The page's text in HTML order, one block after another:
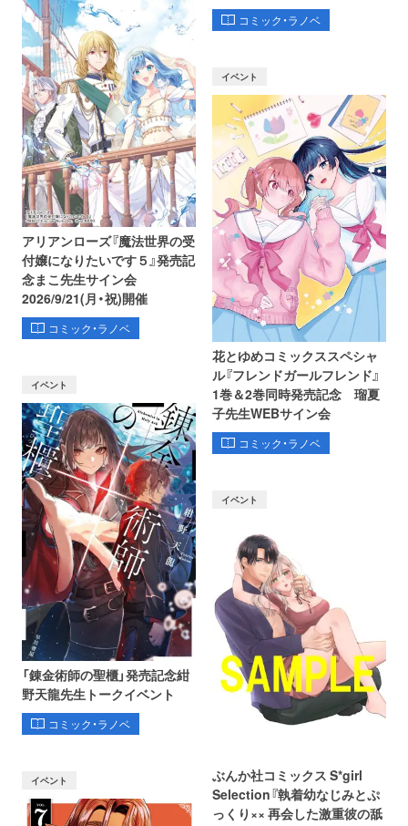
コミック・ラノベ
アリアンローズ『魔法世界の受
付嬢になりたいです５』発売記
念まこ先生サイン会
2026/9/21(月・祝)開催
コミック・ラノベ
イベント
花とゆめコミックススペシャ
ル『フレンドガールフレンド』
1巻＆2巻同時発売記念 瑠夏
子先生WEBサイン会
コミック・ラノベ
イベント
「錬金術師の聖櫃」発売記念紺
野天龍先生トークイベント
コミック・ラノベ
イベント
ぶんか社コミックス S*girl
Selection『執着幼なじみとぷ
っくり×× 再会した激重彼の舐
イベント